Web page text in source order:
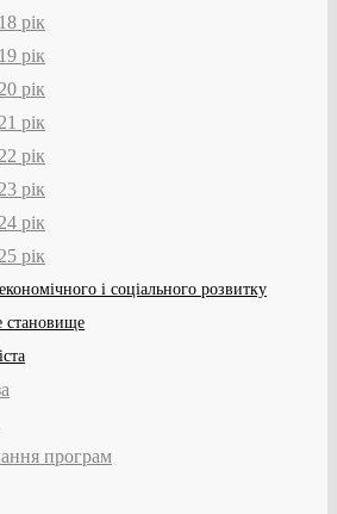
рік
рік
рік
рік
рік
рік
рік
рік
і соціального розвитку
становище
програм